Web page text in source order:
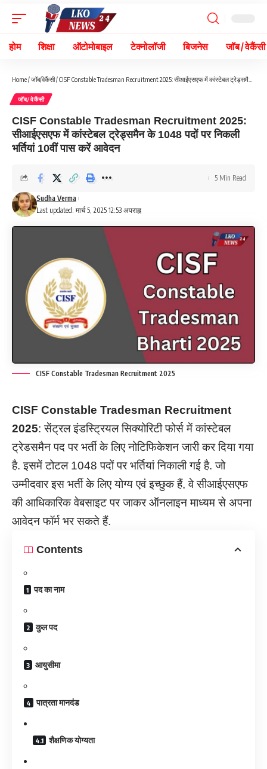
होम शिक्षा ऑटोमोबाइल टेक्नोलॉजी बिजनेस जॉब / वेकैंसी
Home/जॉब/वेकैंसी/CISF Constable Tradesman Recruitment 2025: सीआईएसएफ में कांस्टेबल ट्रेड्समैन के 1048 पदों पर निकली भर्तियां 10वीं पास करें आवेदन
जॉब/वेकैंसी
CISF Constable Tradesman Recruitment 2025:
सीआईएसएफ में कांस्टेबल ट्रेड्समैन के 1048 पदों पर निकली
भर्तियां 10वीं पास करें आवेदन
Last updated: मार्च 5, 2025 12:53 अपराह्न
Sudha Verma
5 Min Read
CISF Constable Tradesman Recruitment 2025
CISF Constable Tradesman Recruitment
2025: सेंट्रल इंडस्ट्रियल सिक्योरिटी फोर्स में कांस्टेबल
ट्रेडसमैन पद पर भर्ती के लिए नोटिफिकेशन जारी कर दिया गया
है. इसमें टोटल 1048 पदों पर भर्तियां निकाली गई है. जो
उम्मीदवार इस भर्ती के लिए योग्य एवं इच्छुक हैं, वे सीआईएसएफ
की आधिकारिक वेबसाइट पर जाकर ऑनलाइन माध्यम से अपना
आवेदन फॉर्म भर सकते हैं.
Contents
पद का नाम
कुल पद
आयुसीमा
पात्रता मानदंड
शैक्षणिक योग्यता